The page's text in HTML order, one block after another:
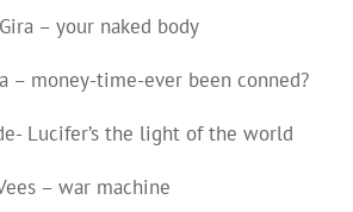
– your naked body
– money-time-ever been conned?
Lucifer’s the light of the world
– war machine